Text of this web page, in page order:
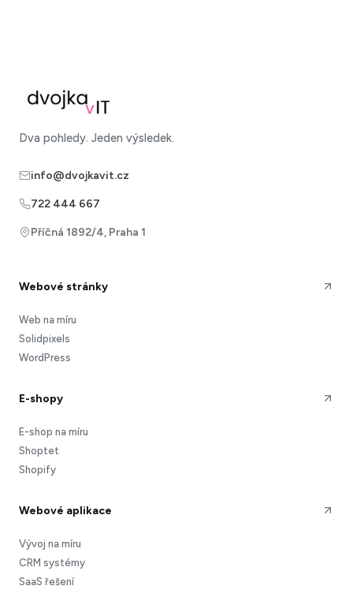
Dva pohledy. Jeden výsledek.
info@dvojkavit.cz
722 444 667
Příčná 1892/4, Praha 1
Webové stránky
Web na míru
Solidpixels
WordPress
E-shopy
E-shop na míru
Shoptet
Shopify
Webové aplikace
Vývoj na míru
CRM systémy
SaaS řešení